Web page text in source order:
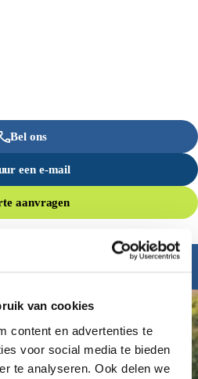
van cookies
content en advertenties te
voor social media te bieden
te analyseren. Ook delen we
Bel ons
een e-mail
aanvragen